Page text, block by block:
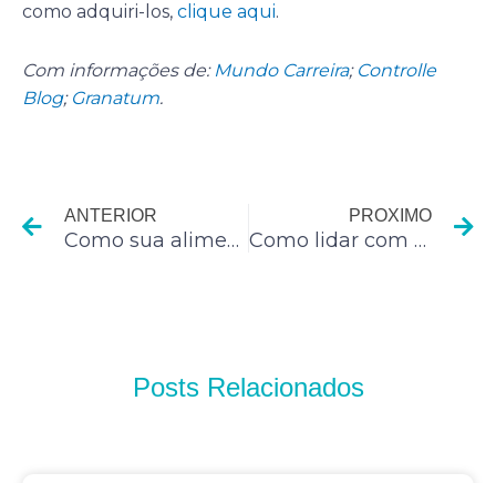
como adquiri-los, clique aqui.
Com informações de: Mundo Carreira; Controlle
Blog; Granatum.
ANTERIOR
Como sua alimentação afeta sua produtividade
PROXIMO
Como lidar com a procrastinação?
Posts Relacionados